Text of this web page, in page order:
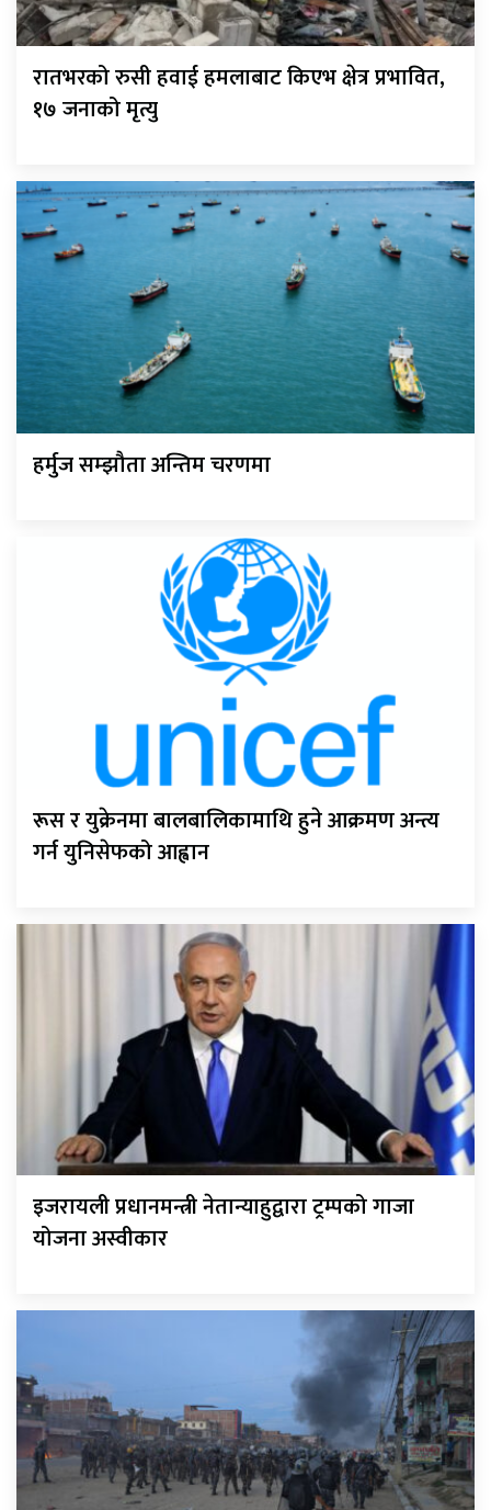
रातभरको रुसी हवाई हमलाबाट किएभ क्षेत्र प्रभावित,
१७ जनाको मृत्यु
हर्मुज सम्झौता अन्तिम चरणमा
रूस र युक्रेनमा बालबालिकामाथि हुने आक्रमण अन्त्य
गर्न युनिसेफको आह्वान
इजरायली प्रधानमन्त्री नेतान्याहुद्वारा ट्रम्पको गाजा
योजना अस्वीकार